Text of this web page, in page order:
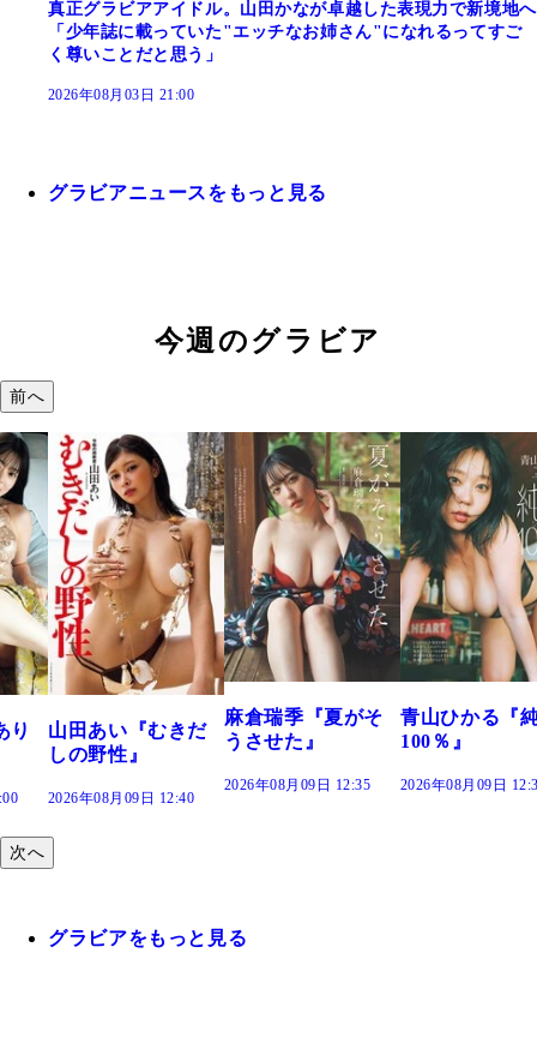
真正グラビアアイドル。山田かなが卓越した表現力で新境地へ
「少年誌に載っていた"エッチなお姉さん"になれるってすご
く尊いことだと思う」
2026年08月03日 21:00
グラビアニュースをもっと見る
今週のグラビア
前へ
だ
麻倉瑞季『夏がそ
うさせた』
青山ひかる『純度
100％』
2026年08月09日 12:30
溝端 葵『も
つの、あおい
で。』
2026年08月09日
次へ
グラビアをもっと見る